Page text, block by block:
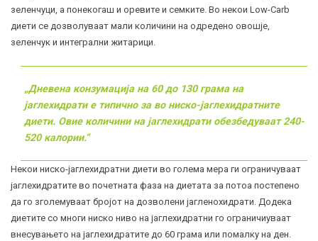
зеленчуци, а понекогаш и оревите и семките. Во некои Low-Carb
диети се дозволуваат мали количини на одредено овошје,
зеленчук и интегрални житарици.
„Дневена конзумација на 60 до 130 грама на
јаглехидрати е типично за во ниско-јаглехидратните
диети. Овие количини на јаглехидрати обезбедуваат 240-
520 калории.“
Некои ниско-јаглехидратни диети во голема мера ги ограничуваат
јаглехидратите во почетната фаза на диетата за потоа постепено
да го зголемуваат бројот на дозволени јагленохидрати. Додека
диетите со многи ниско ниво на јаглехидратни го ограничиуваат
внесувањето на јаглехидратите до 60 грама или помалку на ден.